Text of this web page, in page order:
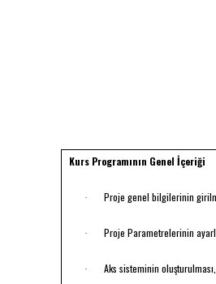
Kurs Programının Genel İçeriği
· Proje genel bilgilerinin
· Proje Parametrelerinin
· Aks sisteminin